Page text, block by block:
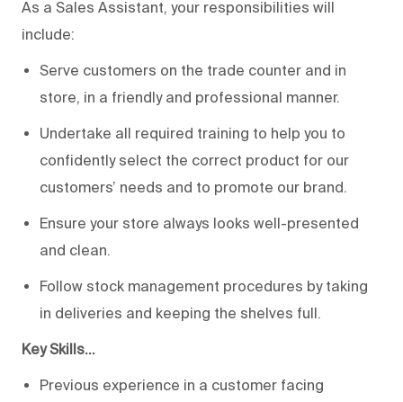
As a Sales Assistant, your responsibilities will
include:
Serve customers on the trade counter and in
store, in a friendly and professional manner.
Undertake all required training to help you to
confidently select the correct product for our
customers’ needs and to promote our brand.
Ensure your store always looks well-presented
and clean.
Follow stock management procedures by taking
in deliveries and keeping the shelves full.
Key Skills…
Previous experience in a customer facing